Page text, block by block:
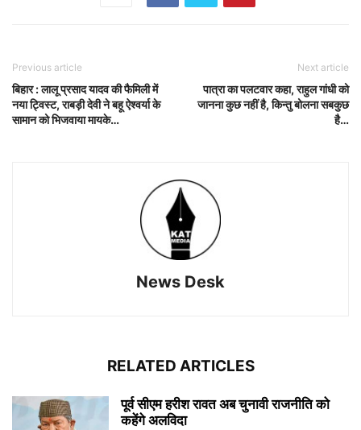
Previous article
बिहार : लालू प्रसाद यादव की फैमिली में
नया ट्विस्ट, राबड़ी देवी ने बहू ऐश्‍वर्या के
सामान को भिजवाया मायके…
Next article
पात्रा का पलटवार कहा, राहुल गांधी को
जानना कुछ नहीं है, किन्तु बोलना सबकुछ
है…
News Desk
RELATED ARTICLES
पूर्व सीएम हरीश रावत अब चुनावी राजनीति को
कहेंगे अलविदा